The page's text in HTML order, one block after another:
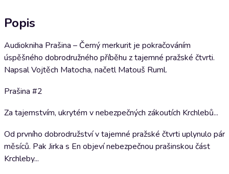
Popis
Audiokniha Prašina – Černý merkurit je pokračováním
úspěšného dobrodružného příběhu z tajemné pražské čtvrti.
Napsal Vojtěch Matocha, načetl Matouš Ruml.
Prašina #2
Za tajemstvím, ukrytém v nebezpečných zákoutích Krchlebů...
Od prvního dobrodružství v tajemné pražské čtvrti uplynulo pár
měsíců. Pak Jirka s En objeví nebezpečnou prašinskou část
Krchleby...